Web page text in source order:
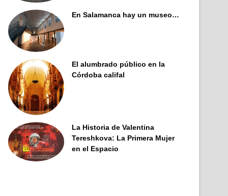
En Salamanca hay un museo…
El alumbrado público en la
Córdoba califal
La Historia de Valentina
Tereshkova: La Primera Mujer
en el Espacio